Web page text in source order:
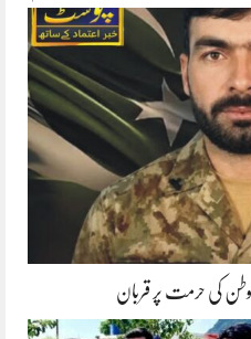
وطن کی حرمت پر قربان